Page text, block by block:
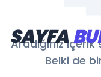
SAYFA
Aradığınız
Belki de